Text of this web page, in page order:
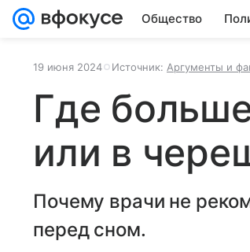
Общество
19 июня 2024 Источник: Аргументы и
Где
или в
Почему врачи не
перед сном.